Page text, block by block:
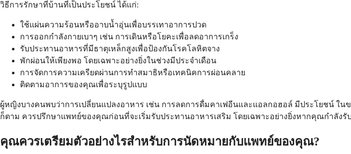
วิธีการรักษาที่บ้านที่เป็นประโยชน์ ได้แก่:
ใช้แผ่นความร้อนหรืออาบน้ำอุ่นเพื่อบรรเทาอาการปวด
การออกกำลังกายเบาๆ เช่น การเดินหรือโยคะเพื่อลดอาการเกร็ง
รับประทานอาหารที่มีธาตุเหล็กสูงเพื่อป้องกันโรคโลหิตจาง
พักผ่อนให้เพียงพอ โดยเฉพาะอย่างยิ่งในช่วงมีประจำเดือน
การจัดการความเครียดผ่านการทำสมาธิหรือเทคนิคการผ่อนคลาย
ติดตามอาการของคุณเพื่อระบุรูปแบบ
ผู้หญิงบางคนพบว่าการเปลี่ยนแปลงอาหาร เช่น การลดการดื่มคาเฟอีนและแอลกอฮอล์ มีประโยชน์ ใ
ก็ตาม ควรปรึกษาแพทย์ของคุณก่อนที่จะเริ่มรับประทานอาหารเสริม โดยเฉพาะอย่างยิ่งหากคุณกำลังรั
คุณควรเตรียมตัวอย่างไรสำหรับการนัดหมายกับแพทย์ของคุณ?